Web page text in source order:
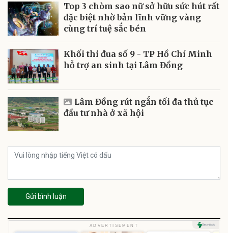
Top 3 chòm sao nữ sở hữu sức hút rất
đặc biệt nhờ bản lĩnh vững vàng
cùng trí tuệ sắc bén
Khối thi đua số 9 - TP Hồ Chí Minh
hỗ trợ an sinh tại Lâm Đồng
Lâm Đồng rút ngắn tối đa thủ tục
đầu tư nhà ở xã hội
Gửi bình luận
ADVERTISEMENT